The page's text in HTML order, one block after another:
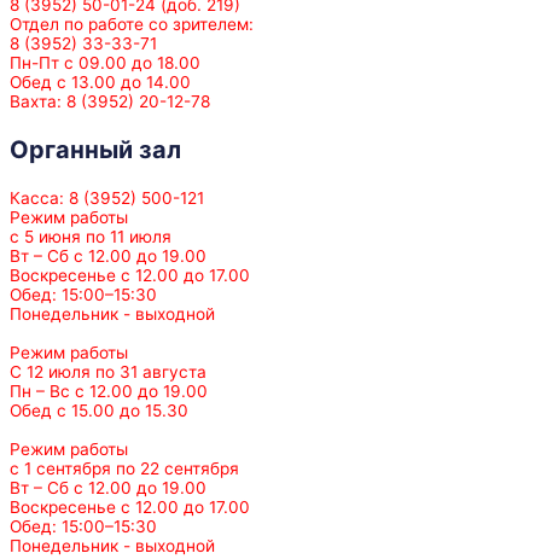
8 (3952) 50-01-24 (доб. 219)
Отдел по работе со зрителем:
8 (3952) 33-33-71
Пн-Пт с 09.00 до 18.00
Обед с 13.00 до 14.00
Вахта: 8 (3952) 20-12-78
Органный зал
Касса: 8 (3952) 500-121
Режим работы
с 5 июня по 11 июля
Вт – Сб с 12.00 до 19.00
Воскресенье с 12.00 до 17.00
Обед: 15:00–15:30
Понедельник - выходной
Режим работы
С 12 июля по 31 августа
Пн – Вс с 12.00 до 19.00
Обед с 15.00 до 15.30
Режим работы
с 1 сентября по 22 сентября
Вт – Сб с 12.00 до 19.00
Воскресенье с 12.00 до 17.00
Обед: 15:00–15:30
Понедельник - выходной